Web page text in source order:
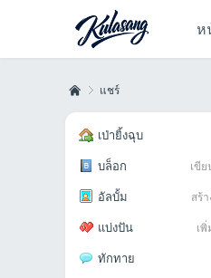
ห
Kul›
แชร์
เป่ายิ้งฉุบ
เขี
บล็อก
สร้า
อัลบั้ม
เพิ่
แบ่งปัน
ทักทาย